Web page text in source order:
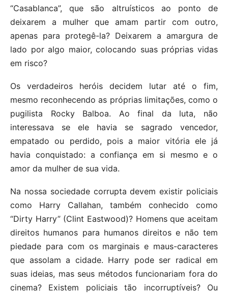
“Casablanca”, que são altruísticos ao ponto de
deixarem a mulher que amam partir com outro,
apenas para protegê-la? Deixarem a amargura de
lado por algo maior, colocando suas próprias vidas
em risco?
Os verdadeiros heróis decidem lutar até o fim,
mesmo reconhecendo as próprias limitações, como o
pugilista Rocky Balboa. Ao final da luta, não
interessava se ele havia se sagrado vencedor,
empatado ou perdido, pois a maior vitória ele já
havia conquistado: a confiança em si mesmo e o
amor da mulher de sua vida.
Na nossa sociedade corrupta devem existir policiais
como Harry Callahan, também conhecido como
“Dirty Harry” (Clint Eastwood)? Homens que aceitam
direitos humanos para humanos direitos e não tem
piedade para com os marginais e maus-caracteres
que assolam a cidade. Harry pode ser radical em
suas ideias, mas seus métodos funcionariam fora do
cinema? Existem policiais tão incorruptíveis? Ou